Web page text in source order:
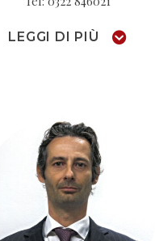
LEGGI DI PIÙ